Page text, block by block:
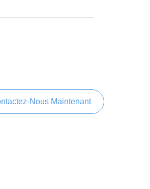
Nous Maintenant